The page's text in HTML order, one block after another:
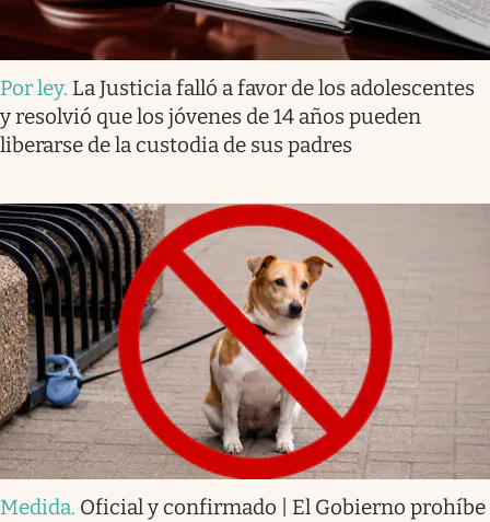
Por ley. La Justicia falló a favor de los adolescentes
y resolvió que los jóvenes de 14 años pueden
liberarse de la custodia de sus padres
Medida. Oficial y confirmado | El Gobierno prohíbe